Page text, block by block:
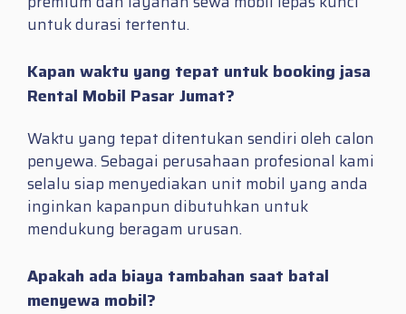
untuk durasi tertentu.
Kapan waktu yang tepat untuk booking jasa
Rental Mobil Pasar Jumat?
Waktu yang tepat ditentukan sendiri oleh calon
penyewa. Sebagai perusahaan profesional kami
selalu siap menyediakan unit mobil yang anda
inginkan kapanpun dibutuhkan untuk
mendukung beragam urusan.
Apakah ada biaya tambahan saat batal
menyewa mobil?